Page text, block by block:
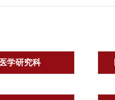
医学研究科